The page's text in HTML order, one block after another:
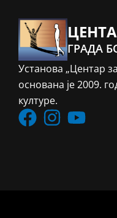
ГРАДА
Установа „Центар
основана је 2009.
културе.